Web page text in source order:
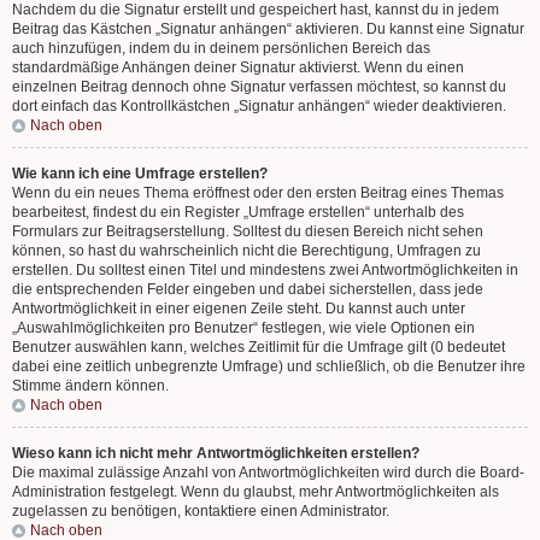
Nachdem du die Signatur erstellt und gespeichert hast, kannst du in jedem
Beitrag das Kästchen „Signatur anhängen“ aktivieren. Du kannst eine Signatur
auch hinzufügen, indem du in deinem persönlichen Bereich das
standardmäßige Anhängen deiner Signatur aktivierst. Wenn du einen
einzelnen Beitrag dennoch ohne Signatur verfassen möchtest, so kannst du
dort einfach das Kontrollkästchen „Signatur anhängen“ wieder deaktivieren.
Nach oben
Wie kann ich eine Umfrage erstellen?
Wenn du ein neues Thema eröffnest oder den ersten Beitrag eines Themas
bearbeitest, findest du ein Register „Umfrage erstellen“ unterhalb des
Formulars zur Beitragserstellung. Solltest du diesen Bereich nicht sehen
können, so hast du wahrscheinlich nicht die Berechtigung, Umfragen zu
erstellen. Du solltest einen Titel und mindestens zwei Antwortmöglichkeiten in
die entsprechenden Felder eingeben und dabei sicherstellen, dass jede
Antwortmöglichkeit in einer eigenen Zeile steht. Du kannst auch unter
„Auswahlmöglichkeiten pro Benutzer“ festlegen, wie viele Optionen ein
Benutzer auswählen kann, welches Zeitlimit für die Umfrage gilt (0 bedeutet
dabei eine zeitlich unbegrenzte Umfrage) und schließlich, ob die Benutzer ihre
Stimme ändern können.
Nach oben
Wieso kann ich nicht mehr Antwortmöglichkeiten erstellen?
Die maximal zulässige Anzahl von Antwortmöglichkeiten wird durch die Board-
Administration festgelegt. Wenn du glaubst, mehr Antwortmöglichkeiten als
zugelassen zu benötigen, kontaktiere einen Administrator.
Nach oben